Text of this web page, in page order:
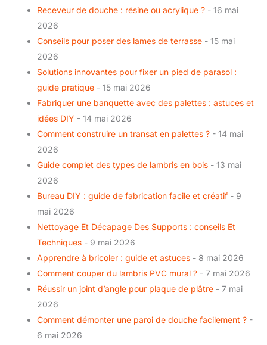
Receveur de douche : résine ou acrylique ? - 16 mai
2026
Conseils pour poser des lames de terrasse - 15 mai
2026
Solutions innovantes pour fixer un pied de parasol :
guide pratique - 15 mai 2026
Fabriquer une banquette avec des palettes : astuces et
idées DIY - 14 mai 2026
Comment construire un transat en palettes ? - 14 mai
2026
Guide complet des types de lambris en bois - 13 mai
2026
Bureau DIY : guide de fabrication facile et créatif - 9
mai 2026
Nettoyage Et Décapage Des Supports : conseils Et
Techniques - 9 mai 2026
Apprendre à bricoler : guide et astuces - 8 mai 2026
Comment couper du lambris PVC mural ? - 7 mai 2026
Réussir un joint d’angle pour plaque de plâtre - 7 mai
2026
Comment démonter une paroi de douche facilement ? -
6 mai 2026